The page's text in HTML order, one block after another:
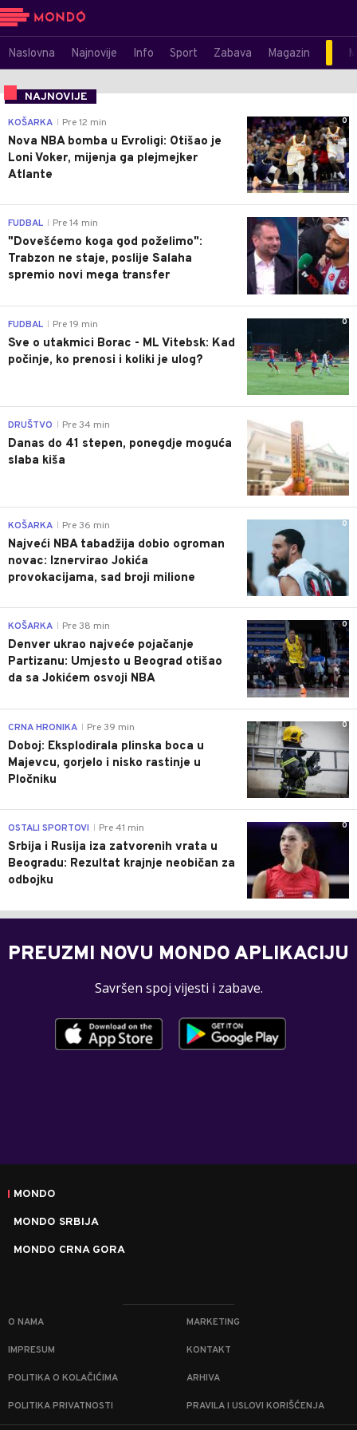
Naslovna Najnovije Info Sport Zabava Magazin
NAJNOVIJE
0
KOŠARKA Pre 12 min
Nova NBA bomba u Evroligi: Otišao je
Loni Voker, mijenja ga plejmejker
Atlante
0
FUDBAL Pre 14 min
"Dovešćemo koga god poželimo":
Trabzon ne staje, poslije Salaha
spremio novi mega transfer
0
FUDBAL Pre 19 min
Sve o utakmici Borac - ML Vitebsk: Kad
počinje, ko prenosi i koliki je ulog?
DRUŠTVO Pre 34 min
Danas do 41 stepen, ponegdje moguća
slaba kiša
0
KOŠARKA Pre 36 min
Najveći NBA tabadžija dobio ogroman
novac: Iznervirao Jokića
provokacijama, sad broji milione
0
KOŠARKA Pre 38 min
Denver ukrao najveće pojačanje
Partizanu: Umjesto u Beograd otišao
da sa Jokićem osvoji NBA
0
CRNA HRONIKA Pre 39 min
Doboj: Eksplodirala plinska boca u
Majevcu, gorjelo i nisko rastinje u
Pločniku
0
OSTALI SPORTOVI Pre 41 min
Srbija i Rusija iza zatvorenih vrata u
Beogradu: Rezultat krajnje neobičan za
odbojku
PREUZMI NOVU MONDO APLIKACIJU
Savršen spoj vijesti i zabave.
MONDO
MONDO SRBIJA
MONDO CRNA GORA
O NAMA MARKETING
IMPRESUM KONTAKT
POLITIKA O KOLAČIĆIMA ARHIVA
POLITIKA PRIVATNOSTI PRAVILA I USLOVI KORIŠĆENJA